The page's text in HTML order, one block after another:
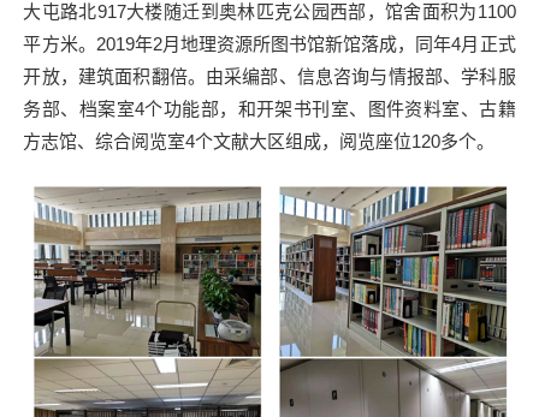
大屯路北917大楼随迁到奥林匹克公园西部，馆舍面积为1100
平方米。 2019年2月地理资源所图书馆新馆落成，同年4月正式
开放，建筑面积翻倍。由采编部、信息咨询与情报部、学科服
务部、档案室4个功能部，和开架书刊室、图件资料室、古籍
方志馆、综合阅览室4个文献大区组成，阅览座位120多个。